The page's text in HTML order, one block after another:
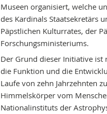
Museen organisiert, welche
des Kardinals Staatsekretärs
Päpstlichen Kulturrates, der
Forschungsministeriums.
Der Grund dieser Initiative ist
die Funktion und die
Laufe von zehn Jahrzehnten
Himmelskörper vom
Nationalinstituts der